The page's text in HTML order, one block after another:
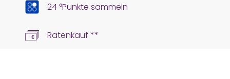
24 °Punkte sammeln
Ratenkauf **